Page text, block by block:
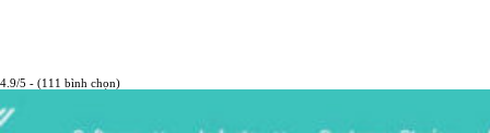
4.9/5 - (111 bình chọn)